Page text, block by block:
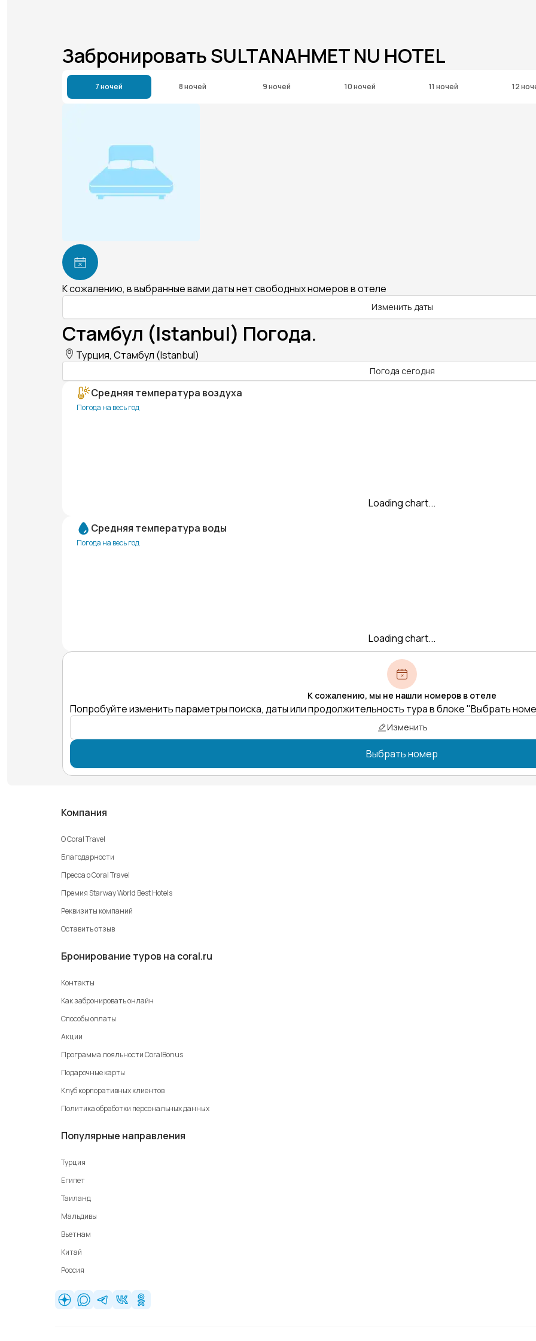
Забронировать SULTANAHMET NU HOTEL
7 ночей 8 ночей 9 ночей 10 ночей 11 ночей 12
К сожалению, в выбранные вами даты нет свободных номеров в отеле
Изменить даты
Стамбул (Istanbul) Погода.
Турция, Стамбул (Istanbul)
Погода сегодня
Средняя температура воздуха
Погода на весь год
Loading chart...
Средняя температура воды
Погода на весь год
Loading chart...
К сожалению, мы не нашли номеров в отеле
Попробуйте изменить параметры поиска, даты или продолжительность тура в блоке "Выбрать
Изменить
Выбрать номер
Компания
О Coral Travel
Благодарности
Пресса о Coral Travel
Премия Starway World Best Hotels
Реквизиты компаний
Оставить отзыв
Бронирование туров на coral.ru
Контакты
Как забронировать онлайн
Способы оплаты
Акции
Программа лояльности CoralBonus
Подарочные карты
Клуб корпоративных клиентов
Политика обработки персональных данных
Популярные направления
Турция
Египет
Таиланд
Мальдивы
Вьетнам
Китай
Россия